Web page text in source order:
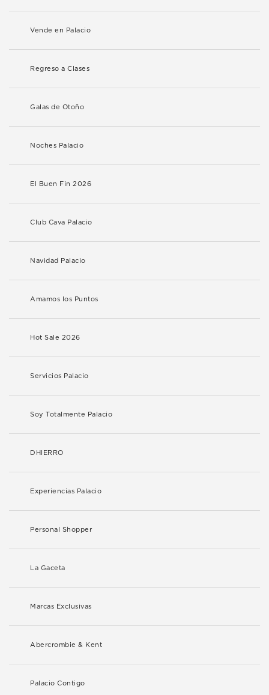
Vende en Palacio
Regreso a Clases
Galas de Otoño
Noches Palacio
El Buen Fin 2026
Club Cava Palacio
Navidad Palacio
Amamos los Puntos
Hot Sale 2026
Servicios Palacio
Soy Totalmente Palacio
DHIERRO
Experiencias Palacio
Personal Shopper
La Gaceta
Marcas Exclusivas
Abercrombie & Kent
Palacio Contigo